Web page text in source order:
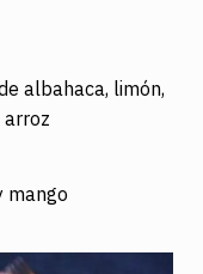
albahaca, limón,
mango